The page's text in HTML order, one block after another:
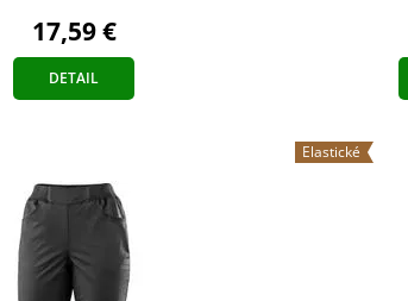
17,59 €
DETAIL
Elastické